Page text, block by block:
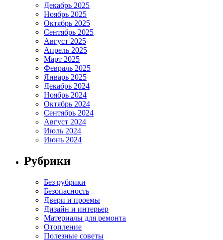
Декабрь 2025
Ноябрь 2025
Октябрь 2025
Сентябрь 2025
Август 2025
Апрель 2025
Март 2025
Февраль 2025
Январь 2025
Декабрь 2024
Ноябрь 2024
Октябрь 2024
Сентябрь 2024
Август 2024
Июль 2024
Июнь 2024
Рубрики
Без рубрики
Безопасность
Двери и проемы
Дизайн и интерьер
Материалы для ремонта
Отопление
Полезные советы